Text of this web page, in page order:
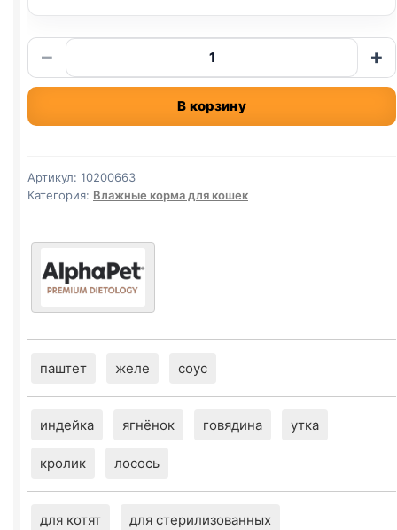
−
Количество
товара
AlphaPet
(СТЕРИЛ.,
КРЕВЕТКИ)
80г
+
В корзину
Артикул: 10200663
Категория: Влажные корма для кошек
паштет желе соус
индейка ягнёнок говядина утка
кролик лосось
для котят для стерилизованных